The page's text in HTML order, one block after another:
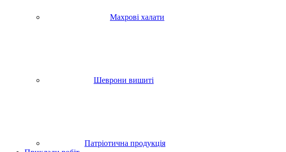
Махрові халати
Шеврони вишиті
Патріотична продукція